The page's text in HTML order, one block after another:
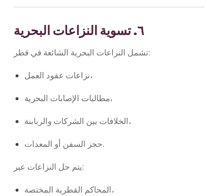
٦. تسوية النزاعات البحرية
تشمل النزاعات البحرية الشائعة في قطر:
نزاعات عقود العمل،
مطالبات الإصابات البحرية،
الخلافات بين الشركات والربابنة،
حجز السفن أو المعدات.
يتم حل النزاعات عبر:
المحاكم القطرية المختصة،